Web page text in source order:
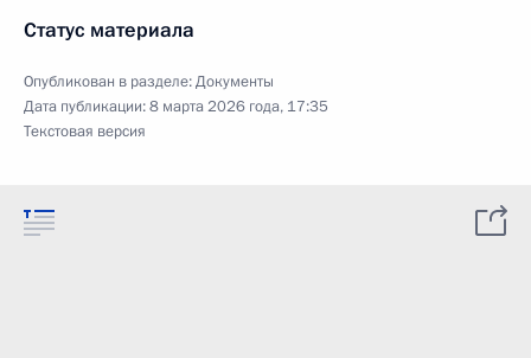
Статус материала
Опубликован в разделе:Документы
Дата публикации:8 марта 2026 года, 17:35
Текстовая версия